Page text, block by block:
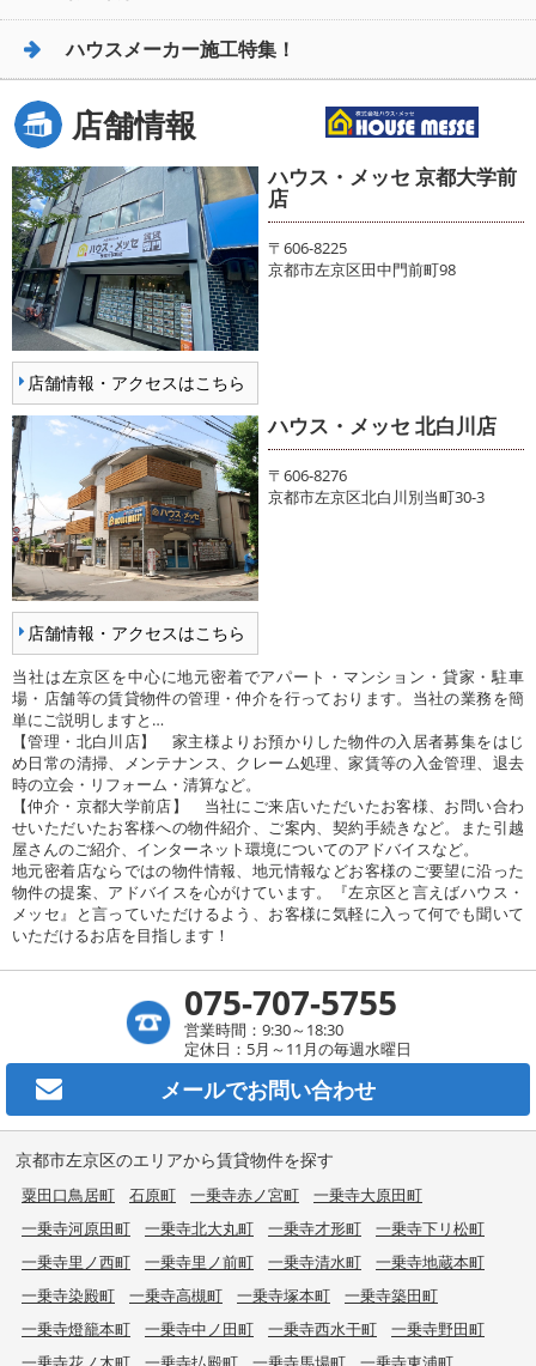
ハウスメーカー施工特集！
店舗情報
店舗情報・アクセスはこちら
ハウス・メッセ 京都大学前
店
〒606-8225
京都市左京区田中門前町98
店舗情報・アクセスはこちら
ハウス・メッセ 北白川店
〒606-8276
京都市左京区北白川別当町30-3
当社は左京区を中心に地元密着でアパート・マンション・貸家・駐車
場・店舗等の賃貸物件の管理・仲介を行っております。当社の業務を簡
単にご説明しますと…
【管理・北白川店】 家主様よりお預かりした物件の入居者募集をはじ
め日常の清掃、メンテナンス、クレーム処理、家賃等の入金管理、退去
時の立会・リフォーム・清算など。
【仲介・京都大学前店】 当社にご来店いただいたお客様、お問い合わ
せいただいたお客様への物件紹介、ご案内、契約手続きなど。また引越
屋さんのご紹介、インターネット環境についてのアドバイスなど。
地元密着店ならではの物件情報、地元情報などお客様のご要望に沿った
物件の提案、アドバイスを心がけています。『左京区と言えばハウス・
メッセ』と言っていただけるよう、お客様に気軽に入って何でも聞いて
いただけるお店を目指します！
075-707-5755
営業時間：9:30～18:30
定休日：5月～11月の毎週水曜日
メールでお問い合わせ
京都市左京区のエリアから賃貸物件を探す
粟田口鳥居町 石原町 一乗寺赤ノ宮町
一乗寺大原田町
一乗寺河原田町
一乗寺北大丸町 一乗寺才形町
一乗寺下リ松町
一乗寺里ノ西町
一乗寺里ノ前町 一乗寺清水町
一乗寺地蔵本町
一乗寺染殿町
一乗寺高槻町 一乗寺塚本町
一乗寺築田町
一乗寺燈籠本町
一乗寺中ノ田町 一乗寺西水干町
一乗寺野田町